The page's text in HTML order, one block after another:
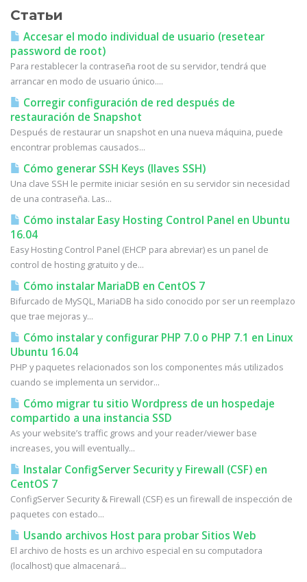
Статьи
Accesar el modo individual de usuario (resetear
password de root)
Para restablecer la contraseña root de su servidor, tendrá que
arrancar en modo de usuario único....
Corregir configuración de red después de
restauración de Snapshot
Después de restaurar un snapshot en una nueva máquina, puede
encontrar problemas causados...
Cómo generar SSH Keys (llaves SSH)
Una clave SSH le permite iniciar sesión en su servidor sin necesidad
de una contraseña. Las...
Cómo instalar Easy Hosting Control Panel en Ubuntu
16.04
Easy Hosting Control Panel (EHCP para abreviar) es un panel de
control de hosting gratuito y de...
Cómo instalar MariaDB en CentOS 7
Bifurcado de MySQL, MariaDB ha sido conocido por ser un reemplazo
que trae mejoras y...
Cómo instalar y configurar PHP 7.0 o PHP 7.1 en Linux
Ubuntu 16.04
PHP y paquetes relacionados son los componentes más utilizados
cuando se implementa un servidor...
Cómo migrar tu sitio Wordpress de un hospedaje
compartido a una instancia SSD
As your website’s traffic grows and your reader/viewer base
increases, you will eventually...
Instalar ConfigServer Security y Firewall (CSF) en
CentOS 7
ConfigServer Security & Firewall (CSF) es un firewall de inspección de
paquetes con estado...
Usando archivos Host para probar Sitios Web
El archivo de hosts es un archivo especial en su computadora
(localhost) que almacenará...